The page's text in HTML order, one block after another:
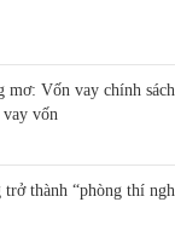
mơ: Vốn vay chính
vay vốn
thành “phòng thí